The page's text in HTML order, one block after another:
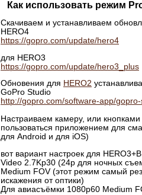
Как использовать режим
Скачиваем и устанавливаем
HERO4
https://gopro.com/update/hero4
для HERO3
https://gopro.com/update/hero3_plus
Обновения для HERO2
GoPro Studio
http://gopro.com/software-app/
Настраиваем камеру, или
пользоваться приложением для
для Android и для iOS)
вот вариант настроек для
Video 2.7Kp30 (24p для ночных
Medium FOV (этот режим самый
искажения от оптики)
Для авиасъёмки 1080p60 Medium